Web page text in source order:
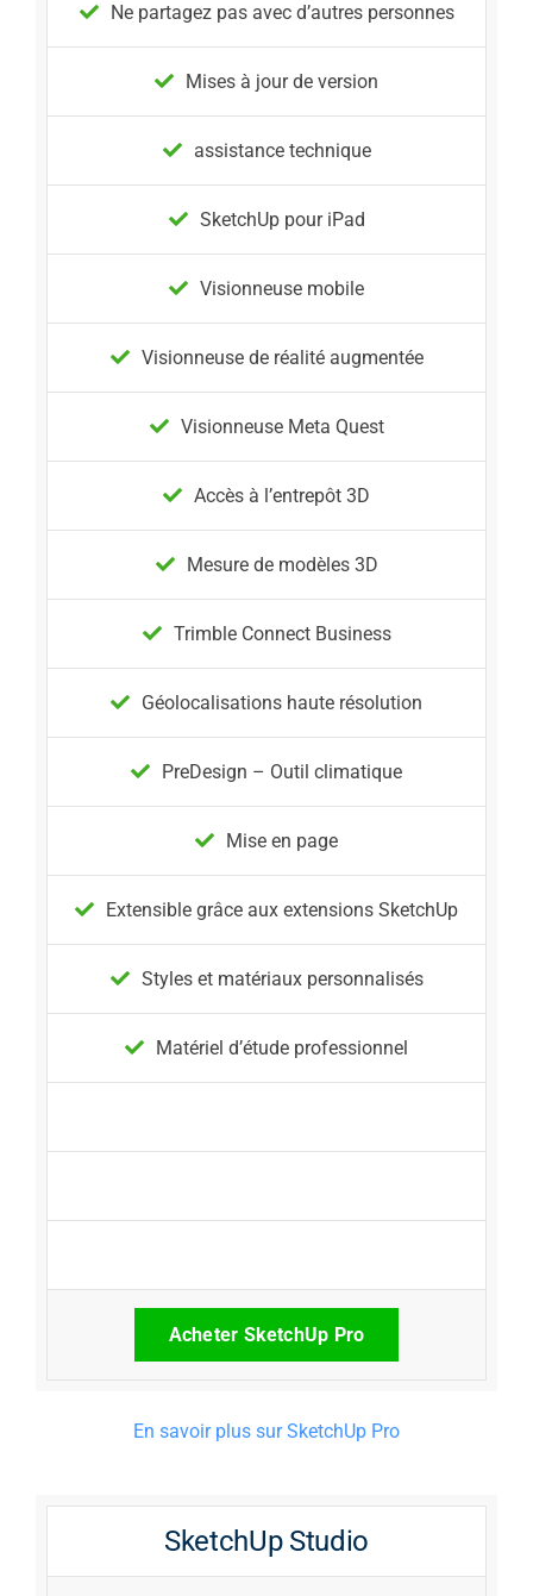
Ne partagez pas avec d’autres personnes
Mises à jour de version
assistance technique
SketchUp pour iPad
Visionneuse mobile
Visionneuse de réalité augmentée
Visionneuse Meta Quest
Accès à l’entrepôt 3D
Mesure de modèles 3D
Trimble Connect Business
Géolocalisations haute résolution
PreDesign – Outil climatique
Mise en page
Extensible grâce aux extensions SketchUp
Styles et matériaux personnalisés
Matériel d’étude professionnel
Acheter SketchUp Pro
En savoir plus sur SketchUp Pro
SketchUp Studio